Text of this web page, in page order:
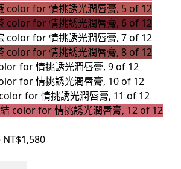
color for 情挑誘光潤唇膏, 5 of 12
color for 情挑誘光潤唇膏, 6 of 12
color for 情挑誘光潤唇膏, 7 of 12
color for 情挑誘光潤唇膏, 8 of 12
for 情挑誘光潤唇膏, 9 of 12
for 情挑誘光潤唇膏, 10 of 12
for 情挑誘光潤唇膏, 11 of 12
color for 情挑誘光潤唇膏, 12 of 12
NT$1,580